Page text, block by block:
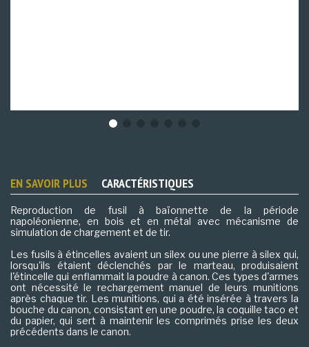
EN SAVOIR PLUS CARACTÉRISTIQUES
Reproduction de fusil à baïonnette de la période
napoléonienne, en bois et en métal avec mécanisme de
simulation de chargement et de tir.
Les fusils à étincelles avaient un silex ou une pierre à silex qui,
lorsqu'ils étaient déclenchés par le marteau, produisaient
l'étincelle qui enflammait la poudre à canon. Ces types d'armes
ont nécessité le rechargement manuel de leurs munitions
après chaque tir. Les munitions, qui a été insérée à travers la
bouche du canon, consistant en une poudre, la coquille taco et
du papier, qui sert à maintenir les comprimés prise les deux
précédents dans le canon.